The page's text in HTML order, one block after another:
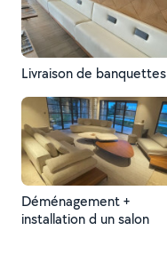
Livraison de banquettes
Déménagement +
installation d un salon